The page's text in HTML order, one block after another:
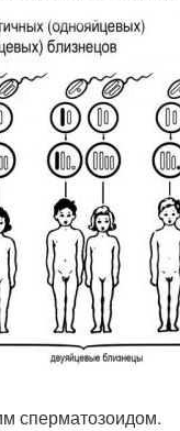
сперматозоидом.